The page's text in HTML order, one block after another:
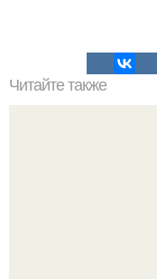
Читайте также